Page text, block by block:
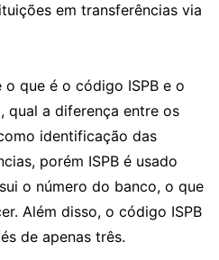
em transferências via
que é o código ISPB e o
qual a diferença entre os
identificação das
porém ISPB é usado
o número do banco, o que
Além disso, o código ISPB
de apenas três.